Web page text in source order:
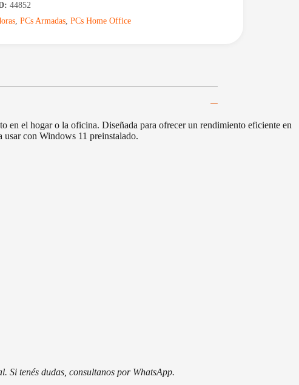
44852
, PCs Armadas, PCs Home Office
el hogar o la oficina. Diseñada para ofrecer un rendimiento eficiente en
usar con Windows 11 preinstalado.
Si tenés dudas, consultanos por WhatsApp.